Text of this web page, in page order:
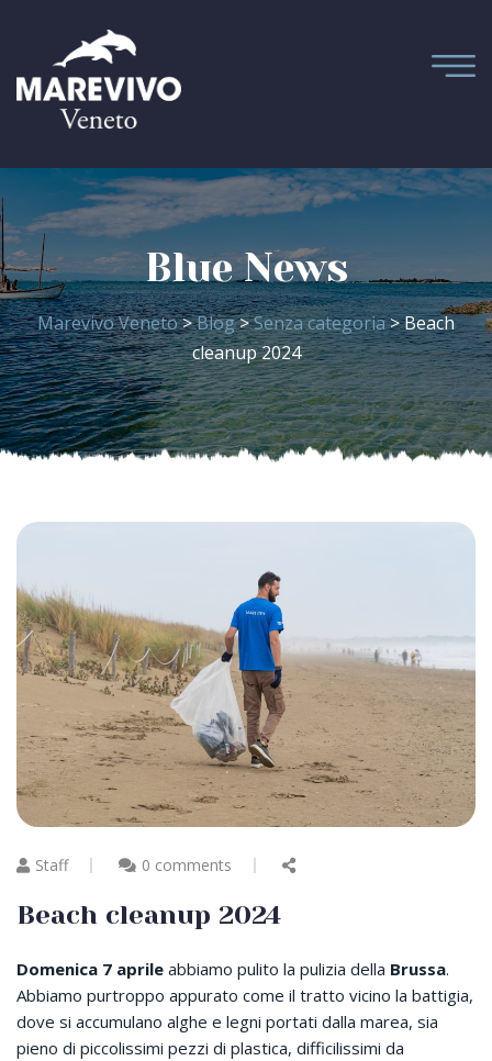
Blue News
Marevivo Veneto>Blog>Senza categoria> Beach
cleanup 2024
Staff 0 comments
Beach cleanup 2024
Domenica 7 aprile abbiamo pulito la pulizia della Brussa.
Abbiamo purtroppo appurato come il tratto vicino la battigia,
dove si accumulano alghe e legni portati dalla marea, sia
pieno di piccolissimi pezzi di plastica, difficilissimi da